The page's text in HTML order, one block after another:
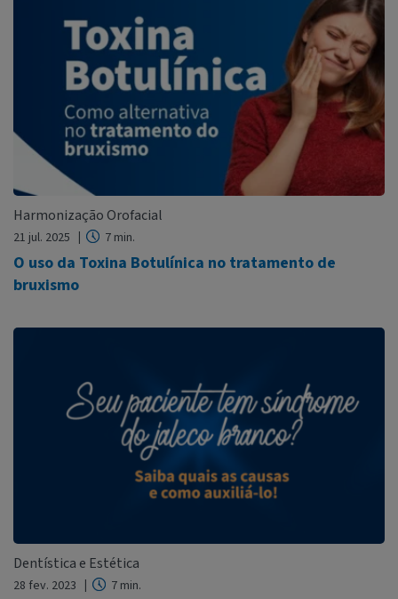
Harmonização Orofacial
21 jul. 2025 7 min.
O uso da Toxina Botulínica no tratamento de
bruxismo
Dentística e Estética
28 fev. 2023 7 min.